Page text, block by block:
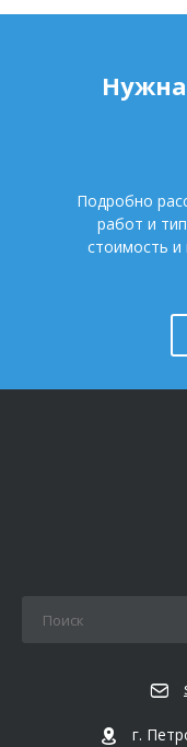
Подробно
работ и
стоимость и
г.